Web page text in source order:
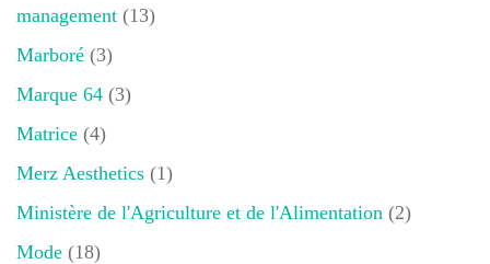
management (13)
Marboré (3)
Marque 64 (3)
Matrice (4)
Merz Aesthetics (1)
Ministère de l'Agriculture et de l'Alimentation (2)
Mode (18)